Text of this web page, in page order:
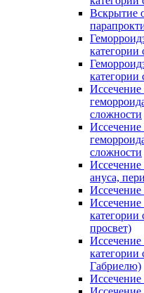
Вскрытие
категории
категории
сложности
сложности
ануса,
Иссечение
категории
просвет)
категории
Габриелю)